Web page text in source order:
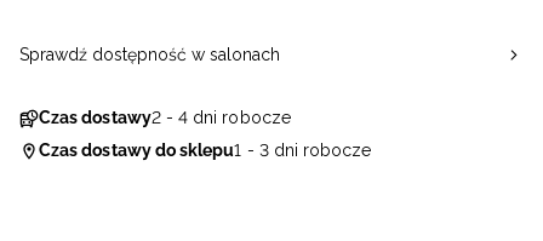
Czas dostawy2 - 4 dni robocze
Czas dostawy do sklepu1 - 3 dni robocze
Sprawdź dostępność w salonach